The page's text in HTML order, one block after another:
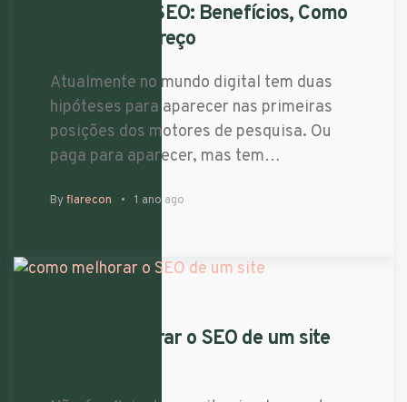
Consultoria SEO: Benefícios, Como
Funciona e Preço
Atualmente no mundo digital tem duas
hipóteses para aparecer nas primeiras
posições dos motores de pesquisa. Ou
paga para aparecer, mas tem…
Byflarecon 1 ano ago
Como melhorar o SEO de um site